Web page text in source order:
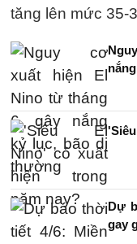
tăng lên mức 35-
Dự
gay